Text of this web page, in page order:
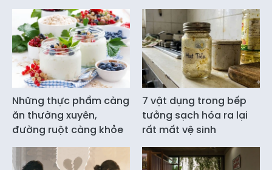
Những thực phẩm càng
ăn thường xuyên,
đường ruột càng khỏe
7 vật dụng trong bếp
tưởng sạch hóa ra lại
rất mất vệ sinh